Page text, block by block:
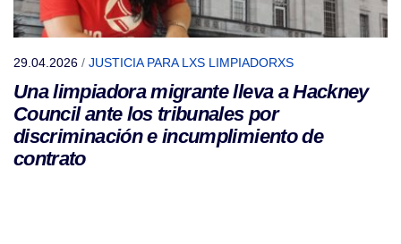
29.04.2026 / JUSTICIA PARA LXS LIMPIADORXS
Una limpiadora migrante lleva a Hackney
Council ante los tribunales por
discriminación e incumplimiento de
contrato